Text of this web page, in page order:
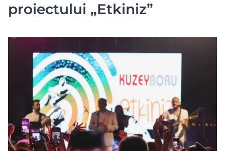
proiectului „Etkiniz”